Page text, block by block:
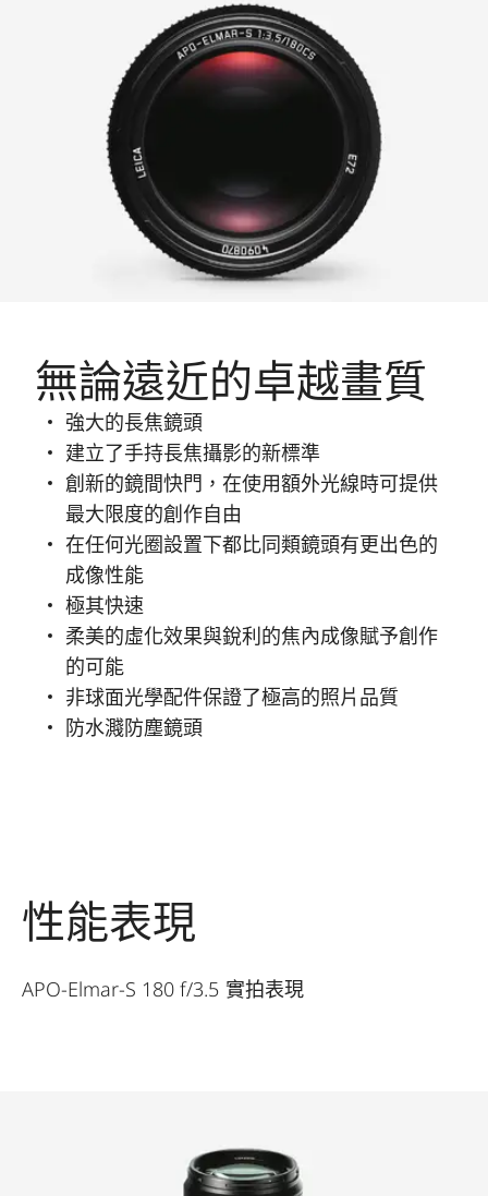
無論遠近的卓越畫質
強大的長焦鏡頭
建立了手持長焦攝影的新標準
創新的鏡間快門，在使用額外光線時可提供
最大限度的創作自由
在任何光圈設置下都比同類鏡頭有更出色的
成像性能
極其快速
柔美的虛化效果與銳利的焦內成像賦予創作
的可能
非球面光學配件保證了極高的照片品質
防水濺防塵鏡頭
性能表現
APO-Elmar-S 180 f/3.5 實拍表現